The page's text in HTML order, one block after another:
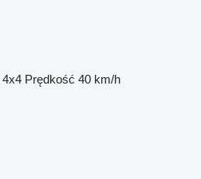
4x4 Prędkość 40 km/h